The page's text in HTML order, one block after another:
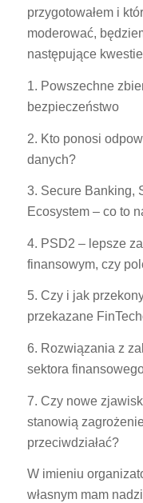
przygotowałem i
moderować,
następujące
1. Powszechne
bezpieczeństwo
2. Kto ponosi
danych?
3. Secure Banking,
Ecosystem – co to
4. PSD2 – lepsze
finansowym, czy
5. Czy i jak
przekazane
6. Rozwiązania z
sektora
7. Czy nowe
stanowią
przeciwdziałać?
W imieniu
własnym mam